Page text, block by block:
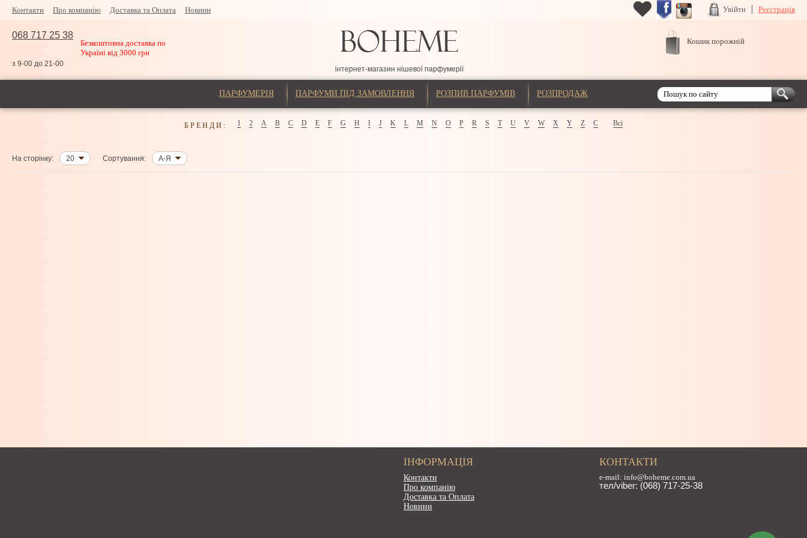
Контакти Про компанію Доставка та Оплата Новини Увійти Реєстрація
068 717 25 38
Безкоштовна доставка по
Україні від 3000 грн
з 9-00 до 21-00
інтернет-магазин нішевої парфумерії
Кошик порожній
ПАРФУМЕРІЯ ПАРФУМИ ПІД ЗАМОВЛЕННЯ РОЗПИВ ПАРФУМІВ РОЗПРОДАЖ
БРЕНДИ: 1 2 A B C D E F G H I J K L M N O P R S T U V W X Y Z С Всі
На сторінку: 20 Сортування: А-Я
ІНФОРМАЦІЯ
Контакти
Про компанію
Доставка та Оплата
Новини
КОНТАКТИ
e-mail: info@boheme.com.ua
тел/viber: (068) 717-25-38